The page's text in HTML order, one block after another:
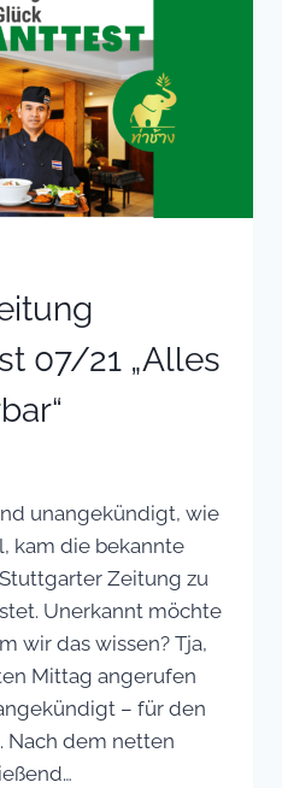
07/21 „Alles
unangekündigt, wie
kam die bekannte
Zeitung zu
Unerkannt möchte
wir das wissen? Tja,
Mittag angerufen
– für den
Nach dem netten